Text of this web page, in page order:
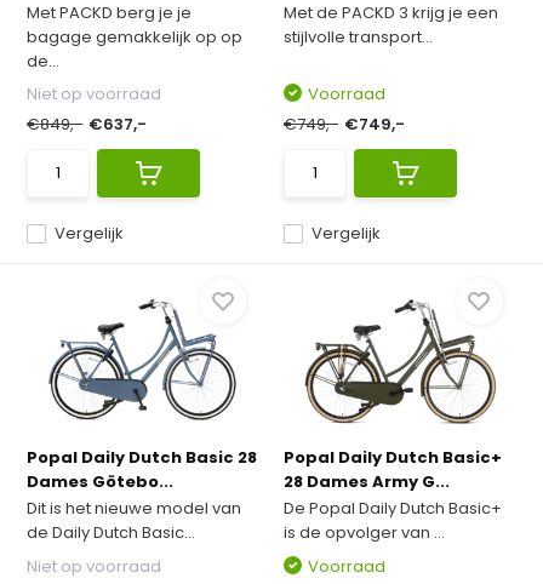
Met PACKD berg je je
bagage gemakkelijk op op
de...
Vergelijk
Niet op voorraad
€849,- €637,-
Met de PACKD 3 krijg je een
stijlvolle transport...
Vergelijk
Voorraad
€749,- €749,-
Popal Daily Dutch Basic 28
Dames Götebo...
Dit is het nieuwe model van
de Daily Dutch Basic...
Niet op voorraad
Popal Daily Dutch Basic+
28 Dames Army G...
De Popal Daily Dutch Basic+
is de opvolger van ...
Voorraad